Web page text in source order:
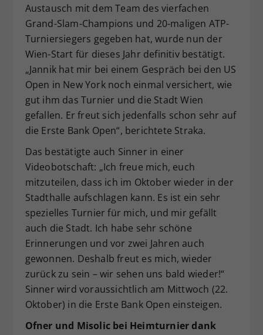
Austausch mit dem Team des vierfachen
Grand-Slam-Champions und 20-maligen ATP-
Turniersiegers gegeben hat, wurde nun der
Wien-Start für dieses Jahr definitiv bestätigt.
„Jannik hat mir bei einem Gespräch bei den US
Open in New York noch einmal versichert, wie
gut ihm das Turnier und die Stadt Wien
gefallen. Er freut sich jedenfalls schon sehr auf
die Erste Bank Open“, berichtete Straka.
Das bestätigte auch Sinner in einer
Videobotschaft: „Ich freue mich, euch
mitzuteilen, dass ich im Oktober wieder in der
Stadthalle aufschlagen kann. Es ist ein sehr
spezielles Turnier für mich, und mir gefällt
auch die Stadt. Ich habe sehr schöne
Erinnerungen und vor zwei Jahren auch
gewonnen. Deshalb freut es mich, wieder
zurück zu sein – wir sehen uns bald wieder!“
Sinner wird voraussichtlich am Mittwoch (22.
Oktober) in die Erste Bank Open einsteigen.
Ofner und Misolic bei Heimturnier dank